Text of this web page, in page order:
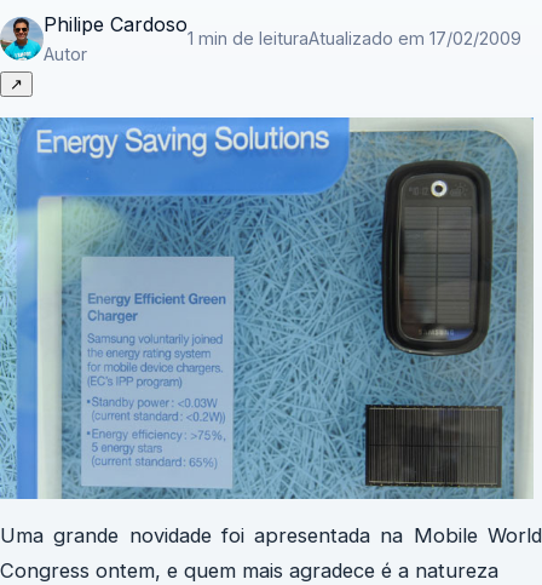
Philipe Cardoso
Autor
1 min de leituraAtualizado em 17/02/2009
↗
Uma grande novidade foi apresentada na Mobile World
Congress ontem, e quem mais agradece é a natureza